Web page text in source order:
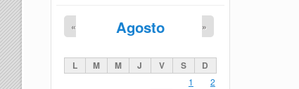
Agosto
« »
L M M J V S D
1
2